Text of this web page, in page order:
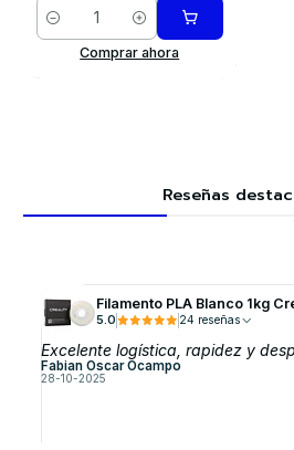
Cantidad
Comprar ahora
Reseñas
Filamento PLA Blanco 1kg
5.0 24 reseñas
Excelente logística, rapidez y
Fabian Oscar Ocampo
28-10-2025